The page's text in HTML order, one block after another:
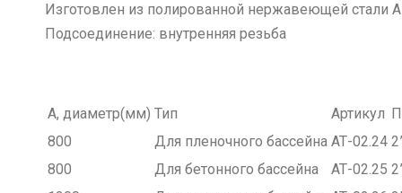
Изготовлен из полированной нержавеющей стали
Подсоединение: внутренняя резьба
А, диаметр(мм) Тип Артикул
800
Для пленочного бассейна АТ-02.24
800
Для бетонного бассейна АТ-02.25